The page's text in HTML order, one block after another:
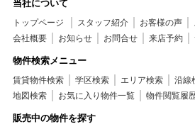
当社について
トップページ スタッフ紹介 お客様の声
会社概要
お知らせ お問合せ 来店予約
物件検索メニュー
賃貸物件検索 学区検索 エリア検索 沿線
地図検索
お気に入り物件一覧 物件閲覧履
販売中の物件を探す